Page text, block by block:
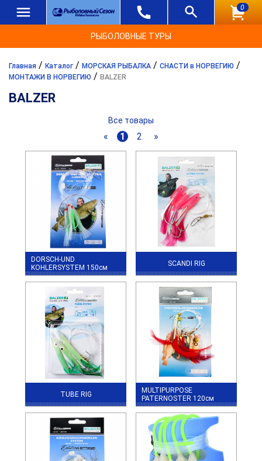
0
РЫБОЛОВНЫЕ ТУРЫ
Главная / Каталог / МОРСКАЯ РЫБАЛКА / СНАСТИ в НОРВЕГИЮ /
МОНТАЖИ В НОРВЕГИЮ / BALZER
BALZER
Все товары
« 1 2 »
DORSCH-UND
KOHLERSYSTEM 150см
SCANDI RIG
TUBE RIG
MULTIPURPOSE
PATERNOSTER 120см